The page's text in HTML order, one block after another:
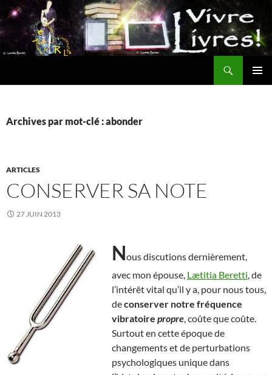
Aller
au
contenu
Archives par mot-clé : abonder
ARTICLES
CONSERVER SA NOTE
27 JUIN 2013
Nous discutions dernièrement,
avec mon épouse, Lætitia Beretti , de
l’intérêt vital qu’il y a, pour nous tous,
deconserver notre fréquence
vibratoire propre , coûte que coûte.
Surtout en cette époque de
changements et de perturbations
psychologiques unique dans